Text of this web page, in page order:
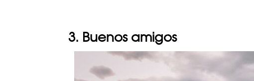
3. Buenos amigos